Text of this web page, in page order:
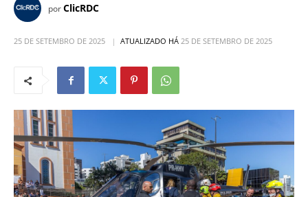
porClicRDC
25 DE SETEMBRO DE 2025 ATUALIZADO HÁ 25 DE SETEMBRO DE 2025